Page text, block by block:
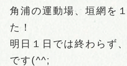
角浦の運動場、垣網を
た！
明日１日では終わらず
です(^^;